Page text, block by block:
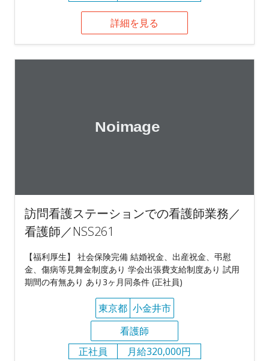
詳細を見る
訪問看護ステーションでの看護師業務／
看護師／NSS261
【福利厚生】 社会保険完備 結婚祝金、出産祝金、弔慰
金、傷病等見舞金制度あり 学会出張費支給制度あり 試用
期間の有無あり あり3ヶ月同条件 (正社員)
東京都 小金井市
看護師
正社員
月給320,000円